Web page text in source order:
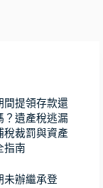
間提領存款還
？遺產稅逃漏
稅裁罰與資產
指南
未辦繼承登